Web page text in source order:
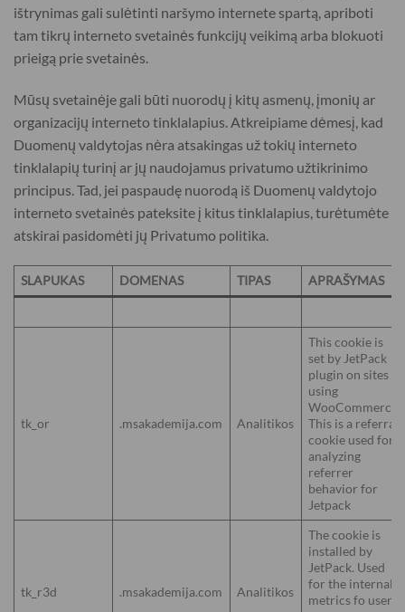
ištrynimas gali sulėtinti naršymo internete spartą, apriboti
tam tikrų interneto svetainės funkcijų veikimą arba blokuoti
prieigą prie svetainės.
Mūsų svetainėje gali būti nuorodų į kitų asmenų, įmonių ar
organizacijų interneto tinklalapius. Atkreipiame dėmesį, kad
Duomenų valdytojas nėra atsakingas už tokių interneto
tinklalapių turinį ar jų naudojamus privatumo užtikrinimo
principus. Tad, jei paspaudę nuorodą iš Duomenų valdytojo
interneto svetainės pateksite į kitus tinklalapius, turėtumėte
atskirai pasidomėti jų Privatumo politika.
SLAPUKAS DOMENAS TIPAS APRAŠYMAS
tk_or .msakademija.com Analitikos
This cookie is
set by JetPack
plugin on sites
using
WooCommerce.
This is a referral
cookie used for
analyzing
referrer
behavior for
Jetpack
tk_r3d .msakademija.com Analitikos
The cookie is
installed by
JetPack. Used
for the internal
metrics fo user